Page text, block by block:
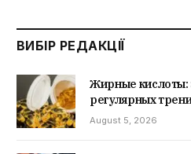
ВИБІР РЕДАКЦІЇ
Жирные кислоты:
регулярных
August 5, 2026